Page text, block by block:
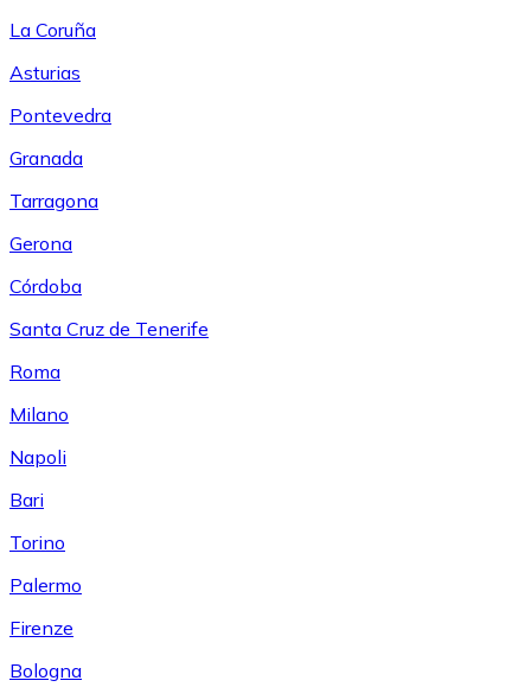
La Coruña
Asturias
Pontevedra
Granada
Tarragona
Gerona
Córdoba
Santa Cruz de Tenerife
Roma
Milano
Napoli
Bari
Torino
Palermo
Firenze
Bologna